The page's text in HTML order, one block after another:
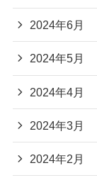
2024年6月
2024年5月
2024年4月
2024年3月
2024年2月